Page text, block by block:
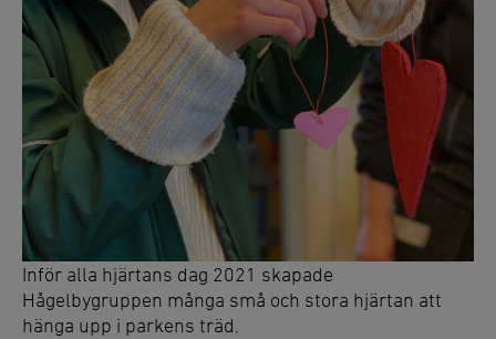
Inför alla hjärtans dag 2021 skapade
Hågelbygruppen många små och stora hjärtan att
hänga upp i parkens träd.